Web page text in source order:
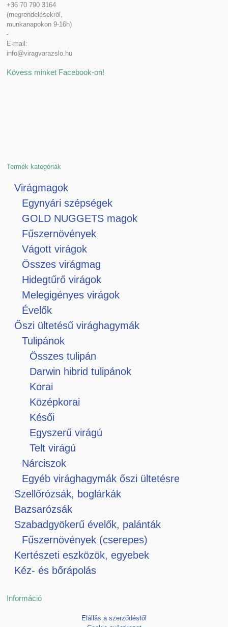
+36 70 790 3164
(megrendelésekről,
munkanapokon 9-16h)
-
E-mail:
info@viragvarazslo.hu
Kövess minket Facebook-on!
Termék kategóriák
Virágmagok
Egynyári szépségek
GOLD NUGGETS magok
Fűszernövények
Vágott virágok
Összes virágmag
Hidegtűrő virágok
Melegigényes virágok
Évelők
Őszi ültetésű virághagymák
Tulipánok
Összes tulipán
Darwin hibrid tulipánok
Korai
Középkorai
Késői
Egyszerű virágú
Telt virágú
Nárciszok
Egyéb virághagymák őszi ültetésre
Szellőrózsák, boglárkák
Bazsarózsák
Szabadgyökerű évelők, palánták
Fűszernövények (cserepes)
Kertészeti eszközök, egyebek
Kéz- és bőrápolás
Információ
Elállás a szerződéstől